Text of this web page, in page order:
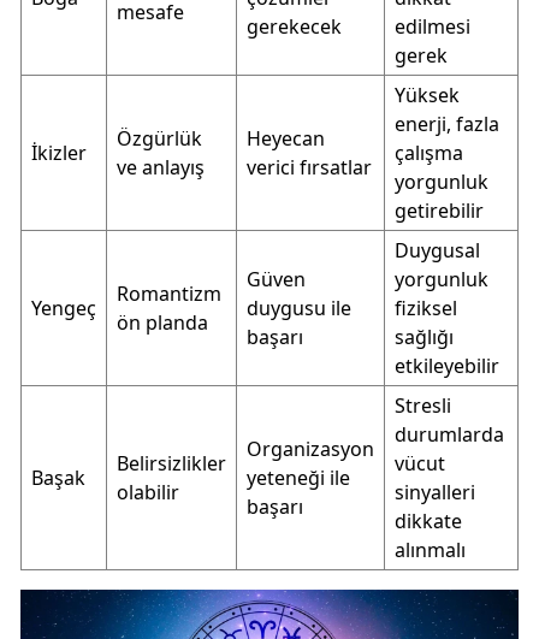
mesafe
gerekecek
edilmesi
gerek
İkizler
Özgürlük
ve anlayış
Heyecan
verici fırsatlar
Yüksek
enerji, fazla
çalışma
yorgunluk
getirebilir
Yengeç
Romantizm
ön planda
Güven
duygusu ile
başarı
Duygusal
yorgunluk
fiziksel
sağlığı
etkileyebilir
Başak
Belirsizlikler
olabilir
Organizasyon
yeteneği ile
başarı
Stresli
durumlarda
vücut
sinyalleri
dikkate
alınmalı